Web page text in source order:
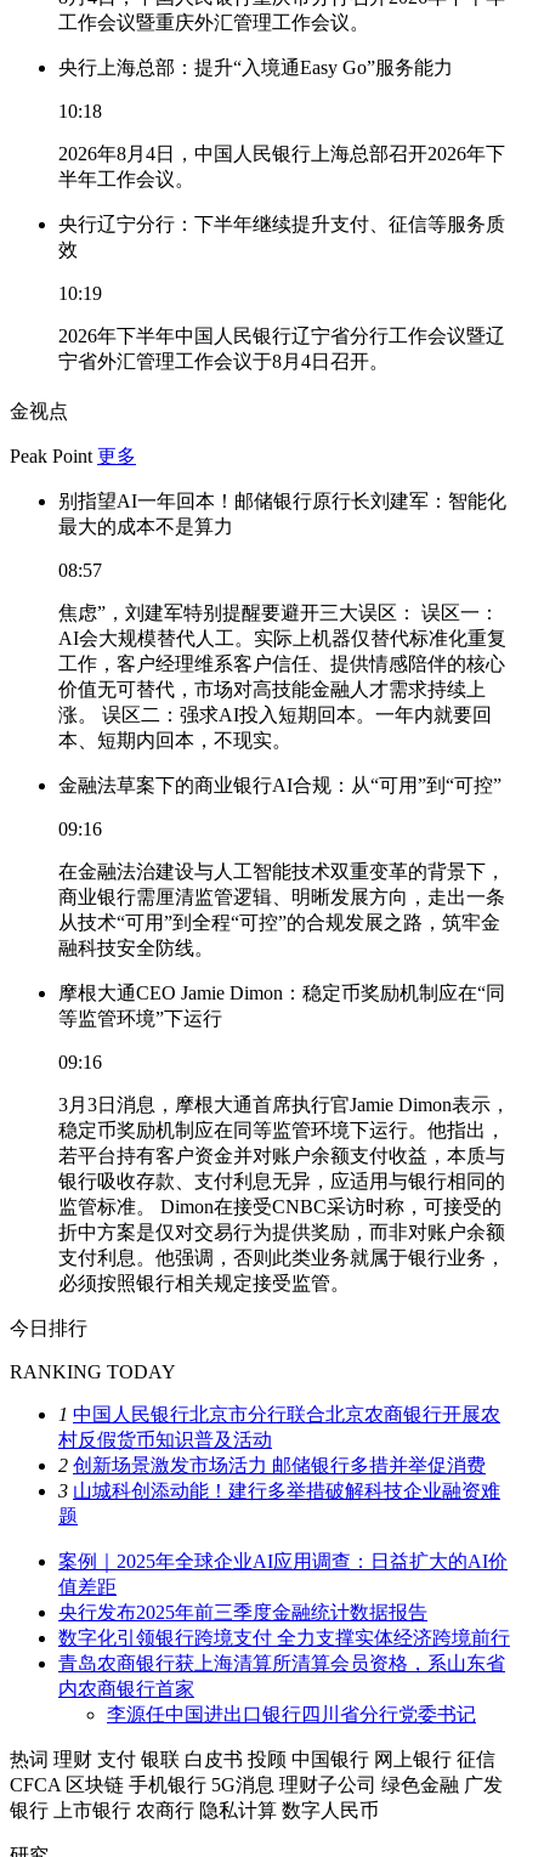
工作会议暨重庆外汇管理工作会议。
央行上海总部：提升“入境通Easy Go”服务能力
10:18
2026年8月4日，中国人民银行上海总部召开2026年下
半年工作会议。
央行辽宁分行：下半年继续提升支付、征信等服务质
效
10:19
2026年下半年中国人民银行辽宁省分行工作会议暨辽
宁省外汇管理工作会议于8月4日召开。
金视点
Peak Point 更多
别指望AI一年回本！邮储银行原行长刘建军：智能化
最大的成本不是算力
08:57
焦虑”，刘建军特别提醒要避开三大误区： 误区一：
AI会大规模替代人工。实际上机器仅替代标准化重复
工作，客户经理维系客户信任、提供情感陪伴的核心
价值无可替代，市场对高技能金融人才需求持续上
涨。 误区二：强求AI投入短期回本。一年内就要回
本、短期内回本，不现实。
金融法草案下的商业银行AI合规：从“可用”到“可控”
09:16
在金融法治建设与人工智能技术双重变革的背景下，
商业银行需厘清监管逻辑、明晰发展方向，走出一条
从技术“可用”到全程“可控”的合规发展之路，筑牢金
融科技安全防线。
摩根大通CEO Jamie Dimon：稳定币奖励机制应在“同
等监管环境”下运行
09:16
3月3日消息，摩根大通首席执行官Jamie Dimon表示，
稳定币奖励机制应在同等监管环境下运行。他指出，
若平台持有客户资金并对账户余额支付收益，本质与
银行吸收存款、支付利息无异，应适用与银行相同的
监管标准。 Dimon在接受CNBC采访时称，可接受的
折中方案是仅对交易行为提供奖励，而非对账户余额
支付利息。他强调，否则此类业务就属于银行业务，
必须按照银行相关规定接受监管。
今日排行
RANKING TODAY
1 中国人民银行北京市分行联合北京农商银行开展农
村反假货币知识普及活动
2 创新场景激发市场活力 邮储银行多措并举促消费
3 山城科创添动能！建行多举措破解科技企业融资难
题
案例｜2025年全球企业AI应用调查：日益扩大的AI价
值差距
央行发布2025年前三季度金融统计数据报告
数字化引领银行跨境支付 全力支撑实体经济跨境前行
青岛农商银行获上海清算所清算会员资格，系山东省
内农商银行首家
李源任中国进出口银行四川省分行党委书记
热词 理财 支付 银联 白皮书 投顾 中国银行 网上银行 征信
CFCA 区块链 手机银行 5G消息 理财子公司 绿色金融 广发
银行
上市银行 农商行 隐私计算 数字人民币